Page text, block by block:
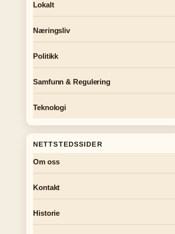
Lokalt
Næringsliv
Politikk
Samfunn & Regulering
Teknologi
NETTSTEDSSIDER
Om oss
Kontakt
Historie